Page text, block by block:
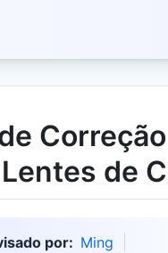
de
por: Ming